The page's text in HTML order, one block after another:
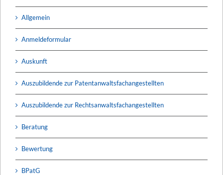
Allgemein
Anmeldeformular
Auskunft
Auszubildende zur Patentanwaltsfachangestellten
Auszubildende zur Rechtsanwaltsfachangestellten
Beratung
Bewertung
BPatG